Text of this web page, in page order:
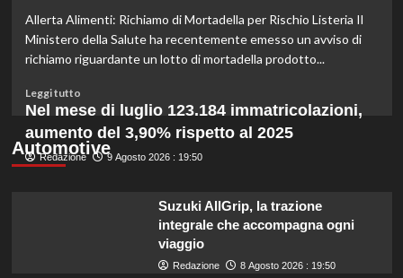
indispensabile
per
l’agricoltura
sostenibile.
Allerta Alimenti: Richiamo di Mortadella per Rischio Listeria Il
Ministero della Salute ha recentemente emesso un avviso di
richiamo riguardante un lotto di mortadella prodotto...
Leggi tuttoLeggi
di
su
Mortadella
Automotive
Nel mese di luglio 123.184 immatricolazioni,
aumento del 3,90% rispetto al 2025
Redazione 9 Agosto 2026 : 19:50
Suzuki AllGrip, la trazione
integrale che accompagna ogni
viaggio
Redazione 8 Agosto 2026 : 19:50